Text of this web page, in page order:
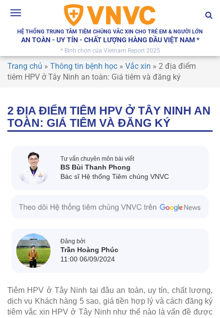
Toggle
HỆ THỐNG TRUNG TÂM TIÊM CHỦNG VẮC XIN CHO TRẺ EM & NGƯỜI LỚN
AN TOÀN - UY TÍN - CHẤT LƯỢNG HÀNG ĐẦU VIỆT NAM *
* Bình chọn của Vietnam Report 2025
Trang chủ » Thông tin bệnh học » Vắc xin » 2 địa điểm
tiêm HPV ở Tây Ninh an toàn: Giá tiêm và đăng ký
2 ĐỊA ĐIỂM TIÊM HPV Ở TÂY NINH AN
TOÀN: GIÁ TIÊM VÀ ĐĂNG KÝ
Tư vấn chuyên môn bài viết
BS Bùi Thanh Phong
Bác sĩ Hệ thống Tiêm chủng VNVC
Đăng bởi
Trần Hoàng Phúc
11:00 06/09/2024
Tiêm HPV ở Tây Ninh tại đâu an toàn, uy tín, chất lượng,
dịch vụ Khách hàng 5 sao, giá tiền hợp lý và cách đăng ký
tiêm vắc xin HPV ở Tây Ninh như thế nào là vấn đề được